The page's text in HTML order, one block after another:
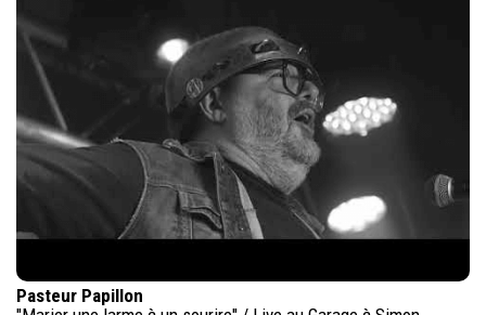
Pasteur Papillon